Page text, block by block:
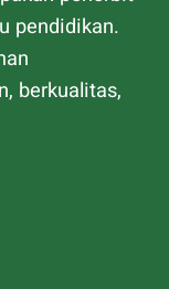
pendidikan.
berkualitas,